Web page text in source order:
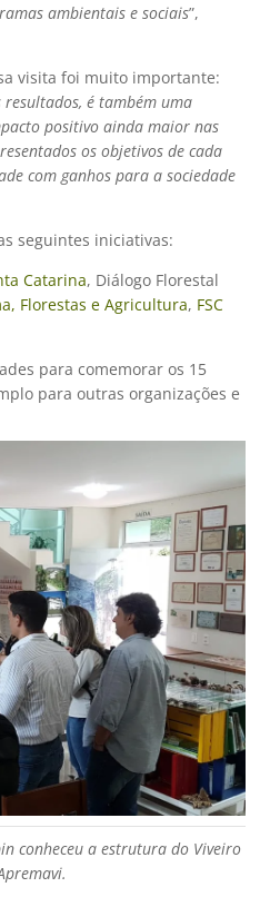
ambientais e sociais”,
visita foi muito importante:
é também uma
positivo ainda maior nas
os objetivos de cada
com ganhos para a sociedade
seguintes iniciativas:
Catarina, Diálogo Florestal
Florestas e Agricultura, FSC
para comemorar os 15
para outras organizações e
conheceu a estrutura do Viveiro